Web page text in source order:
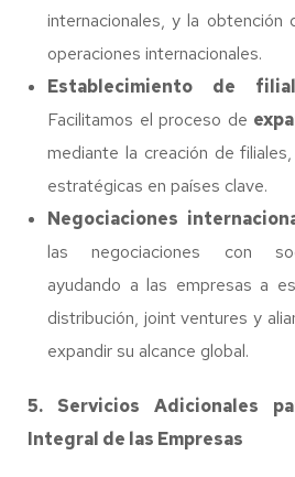
internacionales, y la obtención
operaciones internacionales.
Establecimiento de
Facilitamos el proceso de
mediante la creación de
estratégicas en países clave.
Negociaciones
las negociaciones con
ayudando a las empresas a
distribución, joint ventures y
expandir su alcance global.
5. Servicios Adicionales
Integral de las Empresas